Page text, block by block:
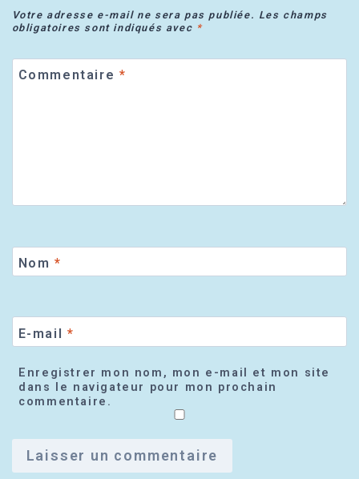
Votre adresse e-mail ne sera pas publiée. Les champs
obligatoires sont indiqués avec *
Commentaire *
Nom *
E-mail *
Enregistrer mon nom, mon e-mail et mon site
dans le navigateur pour mon prochain
commentaire.